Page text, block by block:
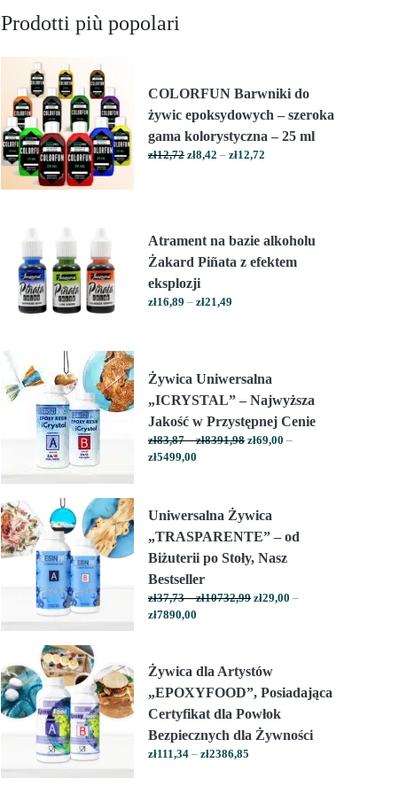
Prodotti più popolari
COLORFUN Barwniki do
żywic epoksydowych – szeroka
gama kolorystyczna – 25 ml
zł12,72 zł8,42 – zł12,72Zakres
zł12,72
Atrament na bazie alkoholu
Żakard Piñata z efektem
eksplozji
zł16,89 – zł21,49Zakres
zł21,49
Żywica Uniwersalna
„ICRYSTAL” – Najwyższa
Jakość w Przystępnej Cenie
zł83,87 – zł8391,98Zakres
zł8391,98
zł69,00 –
zł5499,00Zakres
zł69,00
do
zł5499,00
Uniwersalna Żywica
„TRASPARENTE” – od
Biżuterii po Stoły, Nasz
Bestseller
zł37,73 – zł10732,99Zakres
do
zł29,00 –
zł7890,00Zakres
zł29,00
zł7890,00
Żywica dla Artystów
„EPOXYFOOD”, Posiadająca
Certyfikat dla Powłok
Bezpiecznych dla Żywności
zł111,34 – zł2386,85Zakres